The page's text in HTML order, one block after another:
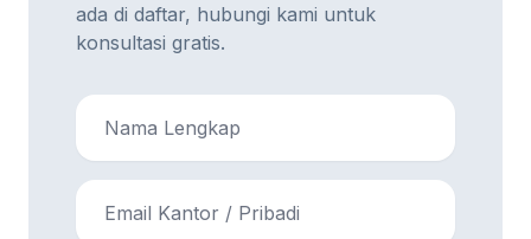
ada di daftar, hubungi kami untuk
konsultasi gratis.